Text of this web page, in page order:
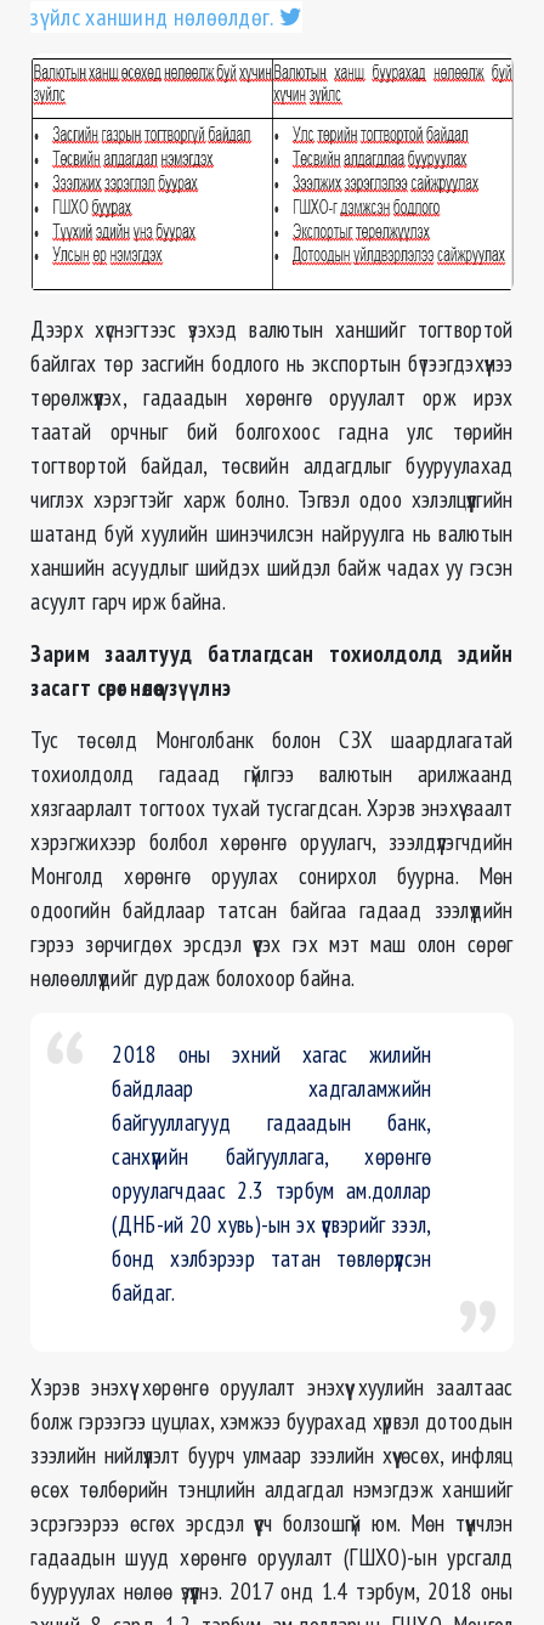
зүйлс ханшинд нөлөөлдөг.
Дээрх хүснэгтээс үзэхэд валютын ханшийг тогтвортой
байлгах төр засгийн бодлого нь экспортын бүтээгдэхүүнээ
төрөлжүүлэх, гадаадын хөрөнгө оруулалт орж ирэх
таатай орчныг бий болгохоос гадна улс төрийн
тогтвортой байдал, төсвийн алдагдлыг бууруулахад
чиглэх хэрэгтэйг харж болно. Тэгвэл одоо хэлэлцүүлгийн
шатанд буй хуулийн шинэчилсэн найруулга нь валютын
ханшийн асуудлыг шийдэх шийдэл байж чадах уу гэсэн
асуулт гарч ирж байна.
Зарим заалтууд батлагдсан тохиолдолд эдийн
засагт сөрөг нөлөө үзүүлнэ
Тус төсөлд Монголбанк болон СЗХ шаардлагатай
тохиолдолд гадаад гүйлгээ валютын арилжаанд
хязгаарлалт тогтоох тухай тусгагдсан. Хэрэв энэхүү заалт
хэрэгжихээр болбол хөрөнгө оруулагч, зээлдүүлэгчдийн
Монголд хөрөнгө оруулах сонирхол буурна. Мөн
одоогийн байдлаар татсан байгаа гадаад зээлүүдийн
гэрээ зөрчигдөх эрсдэл үүсэх гэх мэт маш олон сөрөг
нөлөөллүүдийг дурдаж болохоор байна.
2018 оны эхний хагас жилийн
байдлаар хадгаламжийн
байгууллагууд гадаадын банк,
санхүүгийн байгууллага, хөрөнгө
оруулагчдаас 2.3 тэрбум ам.доллар
(ДНБ-ий 20 хувь)-ын эх үүсвэрийг зээл,
бонд хэлбэрээр татан төвлөрүүлсэн
байдаг.
Хэрэв энэхүү хөрөнгө оруулалт энэхүү хуулийн заалтаас
болж гэрээгээ цуцлах, хэмжээ буурахад хүрвэл дотоодын
зээлийн нийлүүлэлт буурч улмаар зээлийн хүү өсөх, инфляц
өсөх төлбөрийн тэнцлийн алдагдал нэмэгдэж ханшийг
эсрэгээрээ өсгөх эрсдэл үүсч болзошгүй юм. Мөн түүнчлэн
гадаадын шууд хөрөнгө оруулалт (ГШХО)-ын урсгалд
бууруулах нөлөө үзүүлнэ. 2017 онд 1.4 тэрбум, 2018 оны